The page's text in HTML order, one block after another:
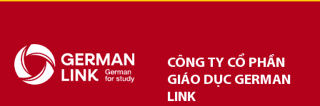
CÔNG TY CỔ PHẦN
GIÁO DỤC GERMAN
LINK